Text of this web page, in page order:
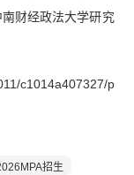
财经政法大学研究
c1014a407327/p
招生